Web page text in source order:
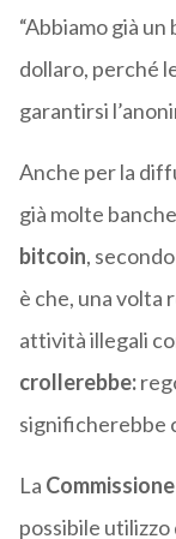
“Abbiamo già un
dollaro, perché
garantirsi
Anche per la
già molte
bitcoin,
è che, una volta
attività illegali
crollerebbe:
significherebbe
La
possibile